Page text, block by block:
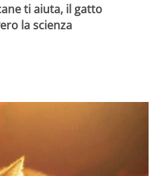
ti aiuta, il gatto
la scienza